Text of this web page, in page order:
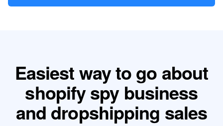
Easiest way to go about
shopify spy business
and dropshipping sales